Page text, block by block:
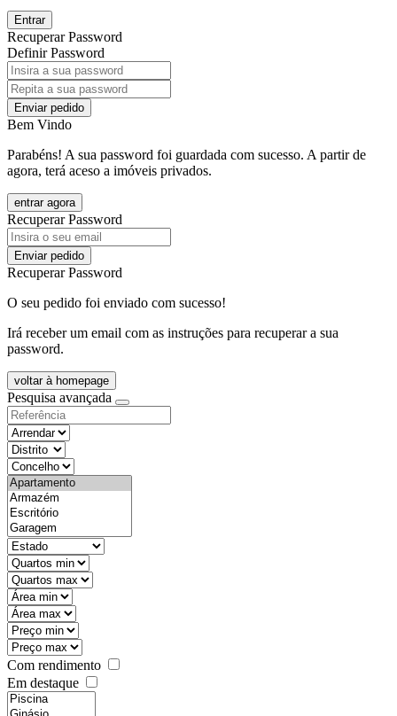
Entrar
Recuperar Password
Definir Password
Enviar pedido
Bem Vindo
Parabéns! A sua password foi guardada com sucesso. A partir de
agora, terá aceso a imóveis privados.
entrar agora
Recuperar Password
Enviar pedido
Recuperar Password
O seu pedido foi enviado com sucesso!
Irá receber um email com as instruções para recuperar a sua
password.
voltar à homepage
Pesquisa avançada
objective
districtId
countyId
types
state
mintypo
maxtypo
minarea
maxarea
minprice
maxprice
Com rendimento
Em destaque
features